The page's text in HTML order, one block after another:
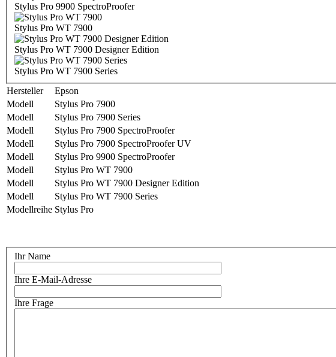
Stylus Pro 9900 SpectroProofer
Stylus Pro WT 7900
Stylus Pro WT 7900 Designer Edition
Stylus Pro WT 7900 Series
Hersteller
Epson
Modell
Stylus Pro 7900
Modell
Stylus Pro 7900 Series
Modell
Stylus Pro 7900 SpectroProofer
Modell
Stylus Pro 7900 SpectroProofer UV
Modell
Stylus Pro 9900 SpectroProofer
Modell
Stylus Pro WT 7900
Modell
Stylus Pro WT 7900 Designer Edition
Modell
Stylus Pro WT 7900 Series
Modellreihe Stylus Pro
Ihr Name
Ihre E-Mail-Adresse
Ihre Frage